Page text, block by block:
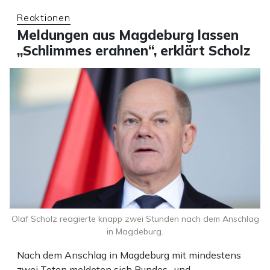
Reaktionen
Meldungen aus Magdeburg lassen
„Schlimmes erahnen“, erklärt Scholz
Nach dem Anschlag in Magdeburg mit mindestens
Olaf Scholz reagierte knapp zwei Stunden nach dem Anschlag
in Magdeburg.